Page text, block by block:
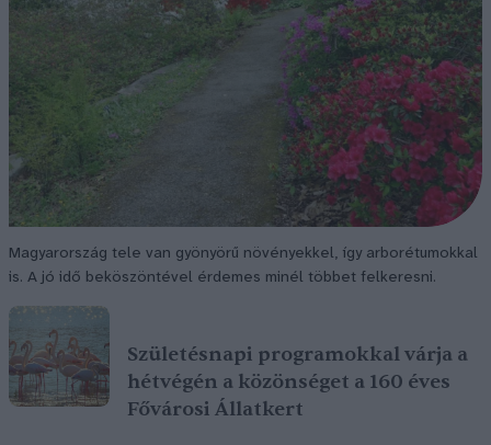
Magyarország tele van gyönyörű növényekkel, így arborétumokkal
is. A jó idő beköszöntével érdemes minél többet felkeresni.
Születésnapi programokkal várja a
hétvégén a közönséget a 160 éves
Fővárosi Állatkert